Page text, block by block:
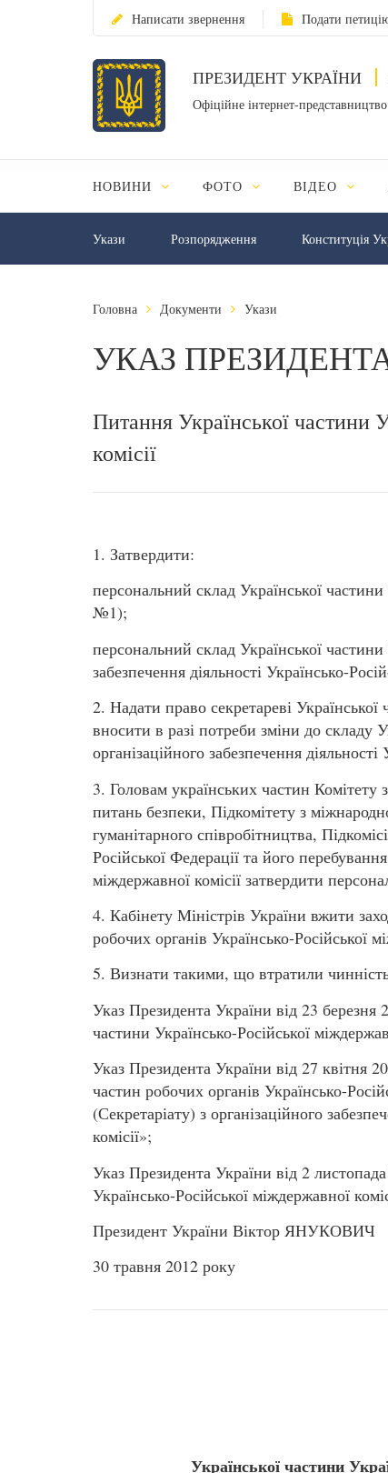
Написати звернення Подати
ПРЕЗИДЕНТ УКРАЇНИ
Офіційне інтернет-представництво
НОВИНИ ФОТО ВІДЕО
Укази Розпорядження Конституція
Головна Документи Укази
УКАЗ
Питання Української частини
комісії
1. Затвердити:
персональний склад Української частини
№1);
персональний склад Української
забезпечення діяльності Українсько-
2. Надати право секретареві Української
вносити в разі потреби зміни до складу
організаційного забезпечення
3. Головам українських частин Комітету
питань безпеки, Підкомітету з
гуманітарного співробітництва,
Російської Федерації та його
міждержавної комісії затвердити
4. Кабінету Міністрів України вжити
робочих органів Українсько-Російської
5. Визнати такими, що втратили
Указ Президента України від 23
частини Українсько-Російської
Указ Президента України від 27 квітня
частин робочих органів Українсько-
(Секретаріату) з організаційного
комісії»;
Указ Президента України від 2
Українсько-Російської міждержавної
Президент України Віктор ЯНУКОВИЧ
30 травня 2012 року
Української частини